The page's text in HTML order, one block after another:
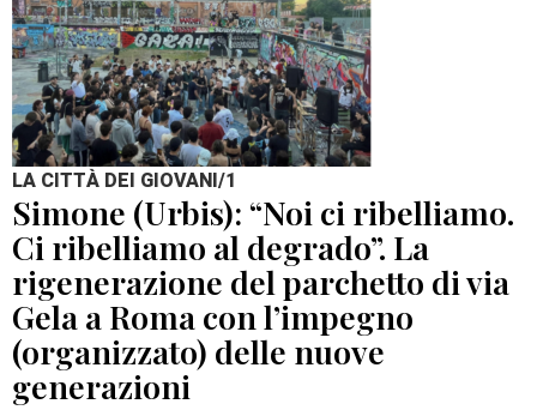
LA CITTÀ DEI GIOVANI/1
Simone (Urbis): “Noi ci ribelliamo.
Ci ribelliamo al degrado”. La
rigenerazione del parchetto di via
Gela a Roma con l’impegno
(organizzato) delle nuove
generazioni